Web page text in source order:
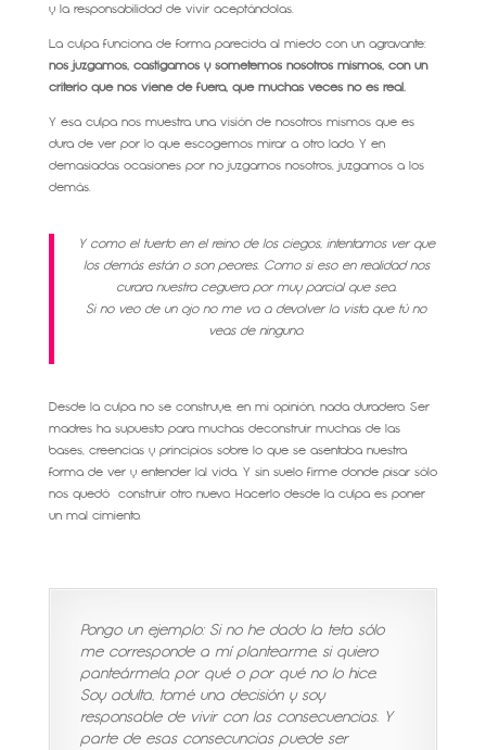
y la responsabilidad de vivir aceptándolas.
La culpa funciona de forma parecida al miedo con un agravante:
nos juzgamos, castigamos y sometemos nosotros mismos, con un
criterio que nos viene de fuera, que muchas veces no es real.
Y esa culpa nos muestra una visión de nosotros mismos que es
dura de ver por lo que escogemos mirar a otro lado. Y en
demasiadas ocasiones por no juzgarnos nosotros, juzgamos a los
demás.
Y como el tuerto en el reino de los ciegos, intentamos ver que
los demás están o son peores. Como si eso en realidad nos
curara nuestra ceguera por muy parcial que sea.
Si no veo de un ojo no me va a devolver la vista que tú no
veas de ninguno.
Desde la culpa no se construye, en mi opinión, nada duradero. Ser
madres ha supuesto para muchas deconstruir muchas de las
bases, creencias y principios sobre lo que se asentaba nuestra
forma de ver y entender lal vida. Y sin suelo firme donde pisar sólo
nos quedó construir otro nuevo. Hacerlo desde la culpa es poner
un mal cimiento.
Pongo un ejemplo: Si no he dado la teta sólo
me corresponde a mí plantearme, si quiero
panteármelo, por qué o por qué no lo hice.
Soy adulta, tomé una decisión y soy
responsable de vivir con las consecuencias. Y
parte de esas consecuncias puede ser